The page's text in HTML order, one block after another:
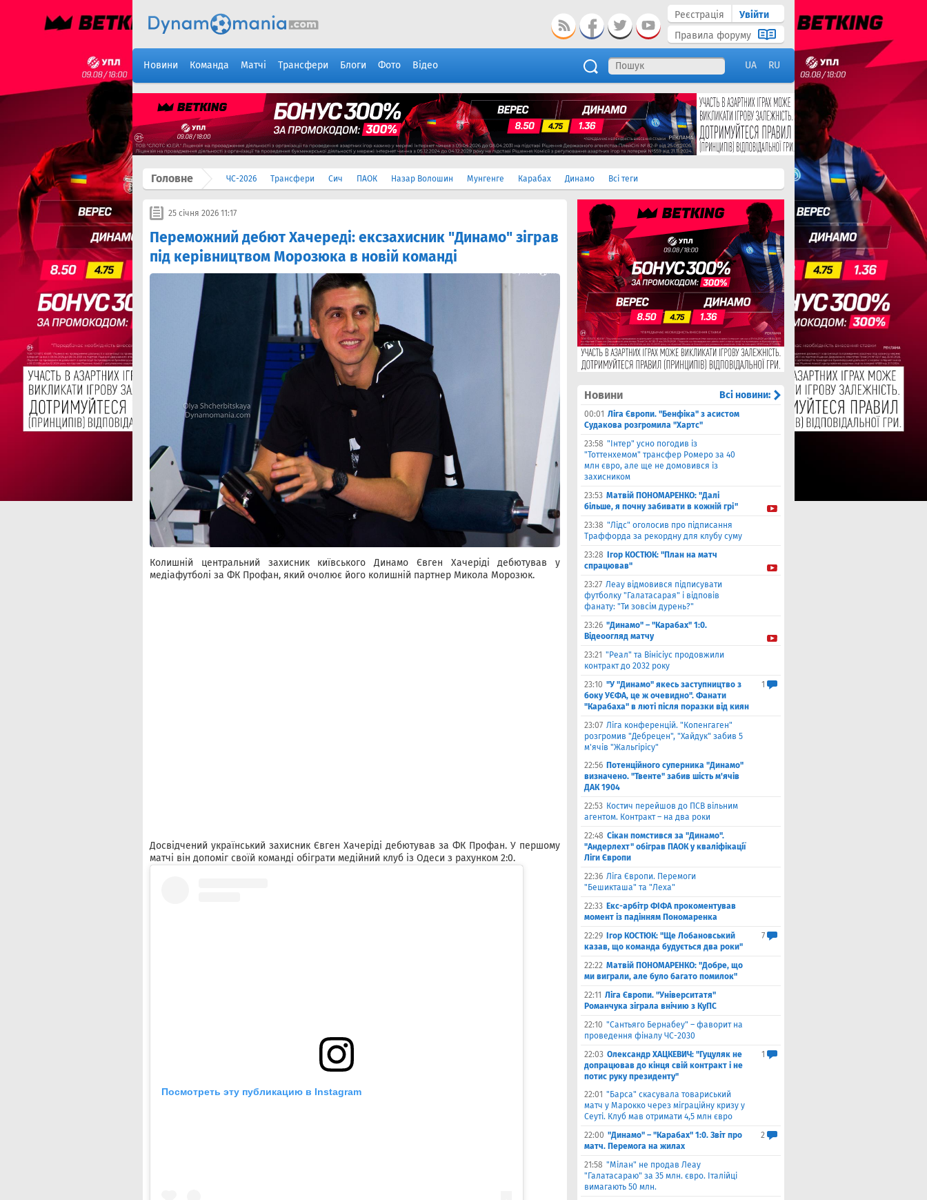
Реєстрація
Увійти
Правила форуму
Новини Команда Матчі Трансфери Блоги Фото Відео UA RU
Головне ЧС-2026 Трансфери Сич ПАОК Назар Волошин Мунгенге Карабах Динамо Всі теги
25 січня 2026 11:17
Переможний дебют Хачереді: ексзахисник "Динамо" зіграв
під керівництвом Морозюка в новій команді
Колишній центральний захисник київського Динамо Євген Хачеріді дебютував у
медіафутболі за ФК Профан, який очолює його колишній партнер Микола Морозюк.
Досвідчений український захисник Євген Хачеріді дебютував за ФК Профан. У першому
матчі він допоміг своїй команді обіграти медійний клуб із Одеси з рахунком 2:0.
Посмотреть эту публикацию в Instagram
Новини Всі новини:
00:01 Ліга Європи. "Бенфіка" з асистом
Судакова розгромила "Хартс"
23:58 "Інтер" усно погодив із
"Тоттенхемом" трансфер Ромеро за 40
млн євро, але ще не домовився із
захисником
23:53 Матвiй ПОНОМАРЕНКО: "Далі
більше, я почну забивати в кожній грі"
23:38 "Лідс" оголосив про підписання
Траффорда за рекордну для клубу суму
23:28
Ігор КОСТЮК: "План на матч
спрацював"
23:27 Леау відмовився підписувати
футболку "Галатасарая" і відповів
фанату: "Ти зовсім дурень?"
23:26 "Динамо" – "Карабах" 1:0.
Відеоогляд матчу
23:21 "Реал" та Вінісіус продовжили
контракт до 2032 року
23:10 "У "Динамо" якесь заступництво з
боку УЄФА, це ж очевидно". Фанати
"Карабаха" в люті після поразки від киян
1
23:07 Ліга конференцій. "Копенгаген"
розгромив "Дебрецен", "Хайдук" забив 5
м'ячів "Жальгірісу"
22:56 Потенційного суперника "Динамо"
визначено. "Твенте" забив шість м'ячів
ДАК 1904
22:53 Костич перейшов до ПСВ вільним
агентом. Контракт – на два роки
22:48 Сікан помстився за "Динамо".
"Андерлехт" обіграв ПАОК у кваліфікації
Ліги Європи
22:36 Ліга Європи. Перемоги
"Бешикташа" та "Леха"
22:33 Екс-арбітр ФІФА прокоментував
момент із падінням Пономаренка
22:29
Ігор КОСТЮК: "Ще Лобановський
казав, що команда будується два роки"
7
22:22 Матвій ПОНОМАРЕНКО: "Добре, що
ми виграли, але було багато помилок"
22:11 Ліга Європи. "Університатя"
Романчука зіграла внічию з КуПС
22:10 "Сантьяго Бернабеу" – фаворит на
проведення фіналу ЧС-2030
22:03 Олександр ХАЦКЕВИЧ: "Гуцуляк не
допрацював до кінця свій контракт і не
потис руку президенту"
1
22:01 "Барса" скасувала товариський
матч у Марокко через міграційну кризу у
Сеуті. Клуб мав отримати 4,5 млн євро
22:00 "Динамо" – "Карабах" 1:0. Звіт про
матч. Перемога на жилах
2
21:58 "Мілан" не продав Леау
"Галатасараю" за 35 млн. євро. Італійці
вимагають 50 млн.